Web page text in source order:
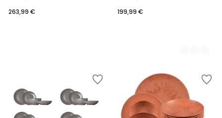
263,99 €
199,99 €